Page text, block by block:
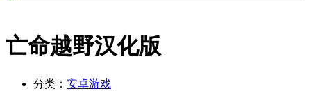
亡命越野汉化版
分类： 安卓游戏